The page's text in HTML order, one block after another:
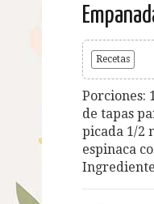
Recetas
Porciones:
de tapas
picada 1/2
espinaca